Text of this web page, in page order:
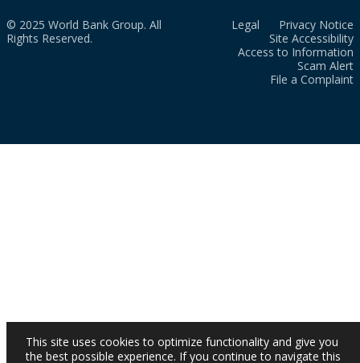
© 2025 World Bank Group. All
Rights Reserved.
Legal
Privacy Notice
Site Accessibility
Access to Information
Scam Alert
File a Complaint
This site uses cookies to optimize functionality and give you
the best possible experience. If you continue to navigate this